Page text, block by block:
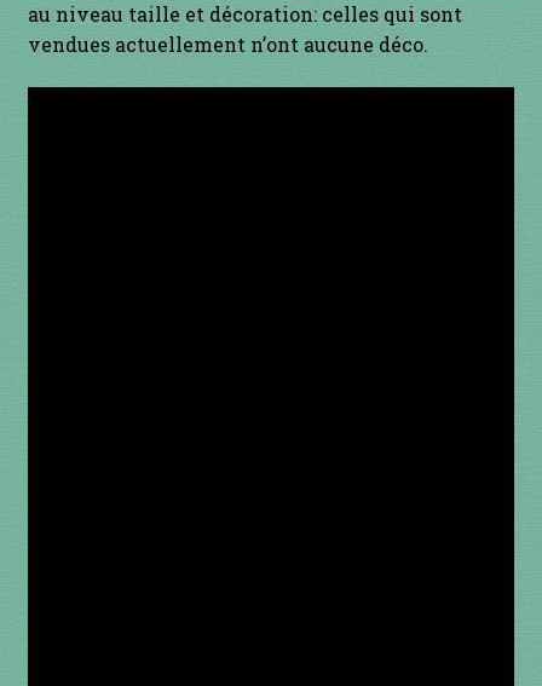
Panier
par prix
au niveau taille et décoration: celles qui sont
vendues actuellement n’ont aucune déco.